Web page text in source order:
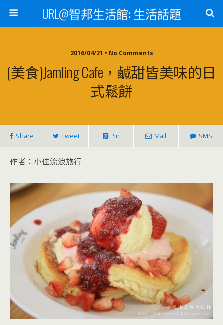
URL@智邦生活館: 生活話題
2016/04/21 • No Comments
(美食)Jamling Cafe，鹹甜皆美味的日
式鬆餅
Share Tweet Pin Mail SMS
作者：小佳流浪旅行